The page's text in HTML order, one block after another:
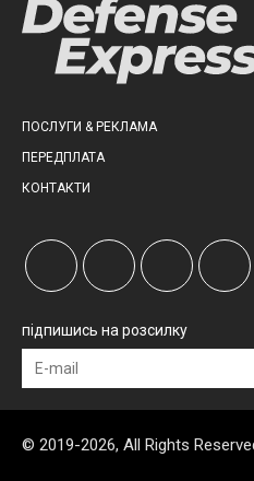
ПОСЛУГИ & РЕКЛАМА
ПЕРЕДПЛАТА
КОНТАКТИ
підпишись на розсилку
© 2019-2026, All Rights